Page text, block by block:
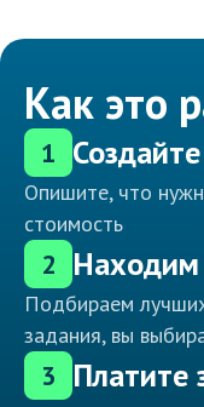
Как это
1
Опишите, что
стоимость
2
Подбираем
задания, вы
3 Платите